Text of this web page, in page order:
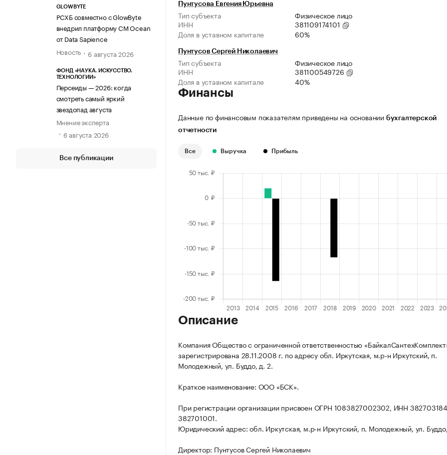
GLOWBYTE
РСХБ совместно с GlowByte
внедрил платформу CM Ocean
от Data Sapience
Новость
6 августа 2026
ФОНД «НАУКА. ИСКУССТВО.
ТЕХНОЛОГИИ»
Персеиды — 2026: когда
смотреть самый яркий
звездопад августа
Мнение эксперта
6 августа 2026
Все публикации
Пунтусова Евгения Юрьевна
Тип субъекта
Физическое лицо
ИНН
381109174101
Доля в уставном капитале
60%
Пунтусов Сергей Николаевич
Тип субъекта
Физическое лицо
ИНН
381100549726
Доля в уставном капитале
40%
Финансы
Данные по финансовым показателям приведены на основании бухгалтерской
отчетности
Все Выручка Прибыль
Описание
Компания Общество с ограниченной ответственностью
зарегистрирована 28.11.2008 г. по адресу обл. Иркутская, м.р-н Иркутский, п.
Молодежный, ул. Буддо, д. 2.
Краткое наименование: ООО «БСК».
При регистрации организации присвоен ОГРН 1083827002302, ИНН
382701001.
Юридический адрес: обл. Иркутская, м.р-н Иркутский, п. Молодежный, ул.
Директор: Пунтусов Сергей Николаевич